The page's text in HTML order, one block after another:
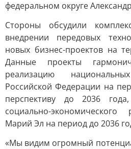
федеральном округе
Стороны обсудили
внедрении передовых
новых бизнес-проектов на
Данные проекты
реализацию
Российской Федерации на
перспективу до 2036
социально-экономического
Марий Эл на период до 2036
«Мы видим огромный